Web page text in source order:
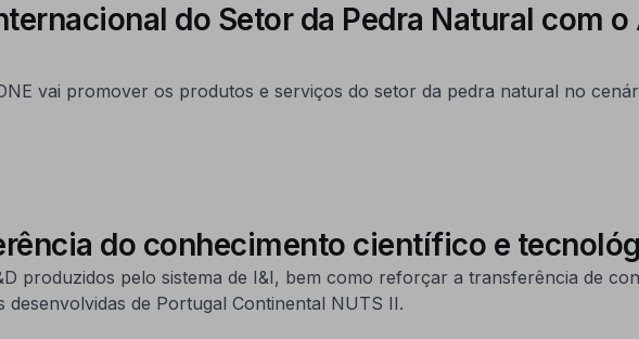
do Setor da Pedra Natural com
vai promover os produtos e serviços do setor da pedra natural no
do conhecimento científico e
produzidos pelo sistema de I&I, bem como reforçar a transferência de
de Portugal Continental NUTS II.